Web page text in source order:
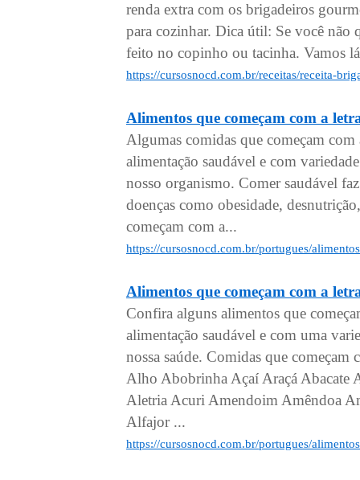
renda extra com os brigadeiros
para cozinhar. Dica útil: Se você não
feito no copinho ou tacinha. Vamos
https://cursosnocd.com.br/receitas/receita-
Alimentos que começam com a
Algumas comidas que começam
alimentação saudável e com
nosso organismo. Comer saudável
doenças como obesidade,
começam com a...
https://cursosnocd.com.br/portugues/
Alimentos que começam com a
Confira alguns alimentos que
alimentação saudável e com uma
nossa saúde. Comidas que
Alho Abobrinha Açaí Araçá
Aletria Acuri Amendoim Amêndoa
Alfajor ...
https://cursosnocd.com.br/portugues/